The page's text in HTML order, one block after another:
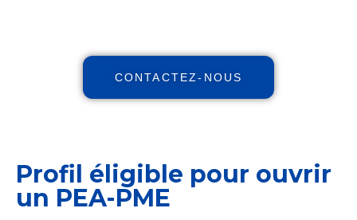
CONTACTEZ-NOUS
Profil éligible pour ouvrir
un PEA-PME